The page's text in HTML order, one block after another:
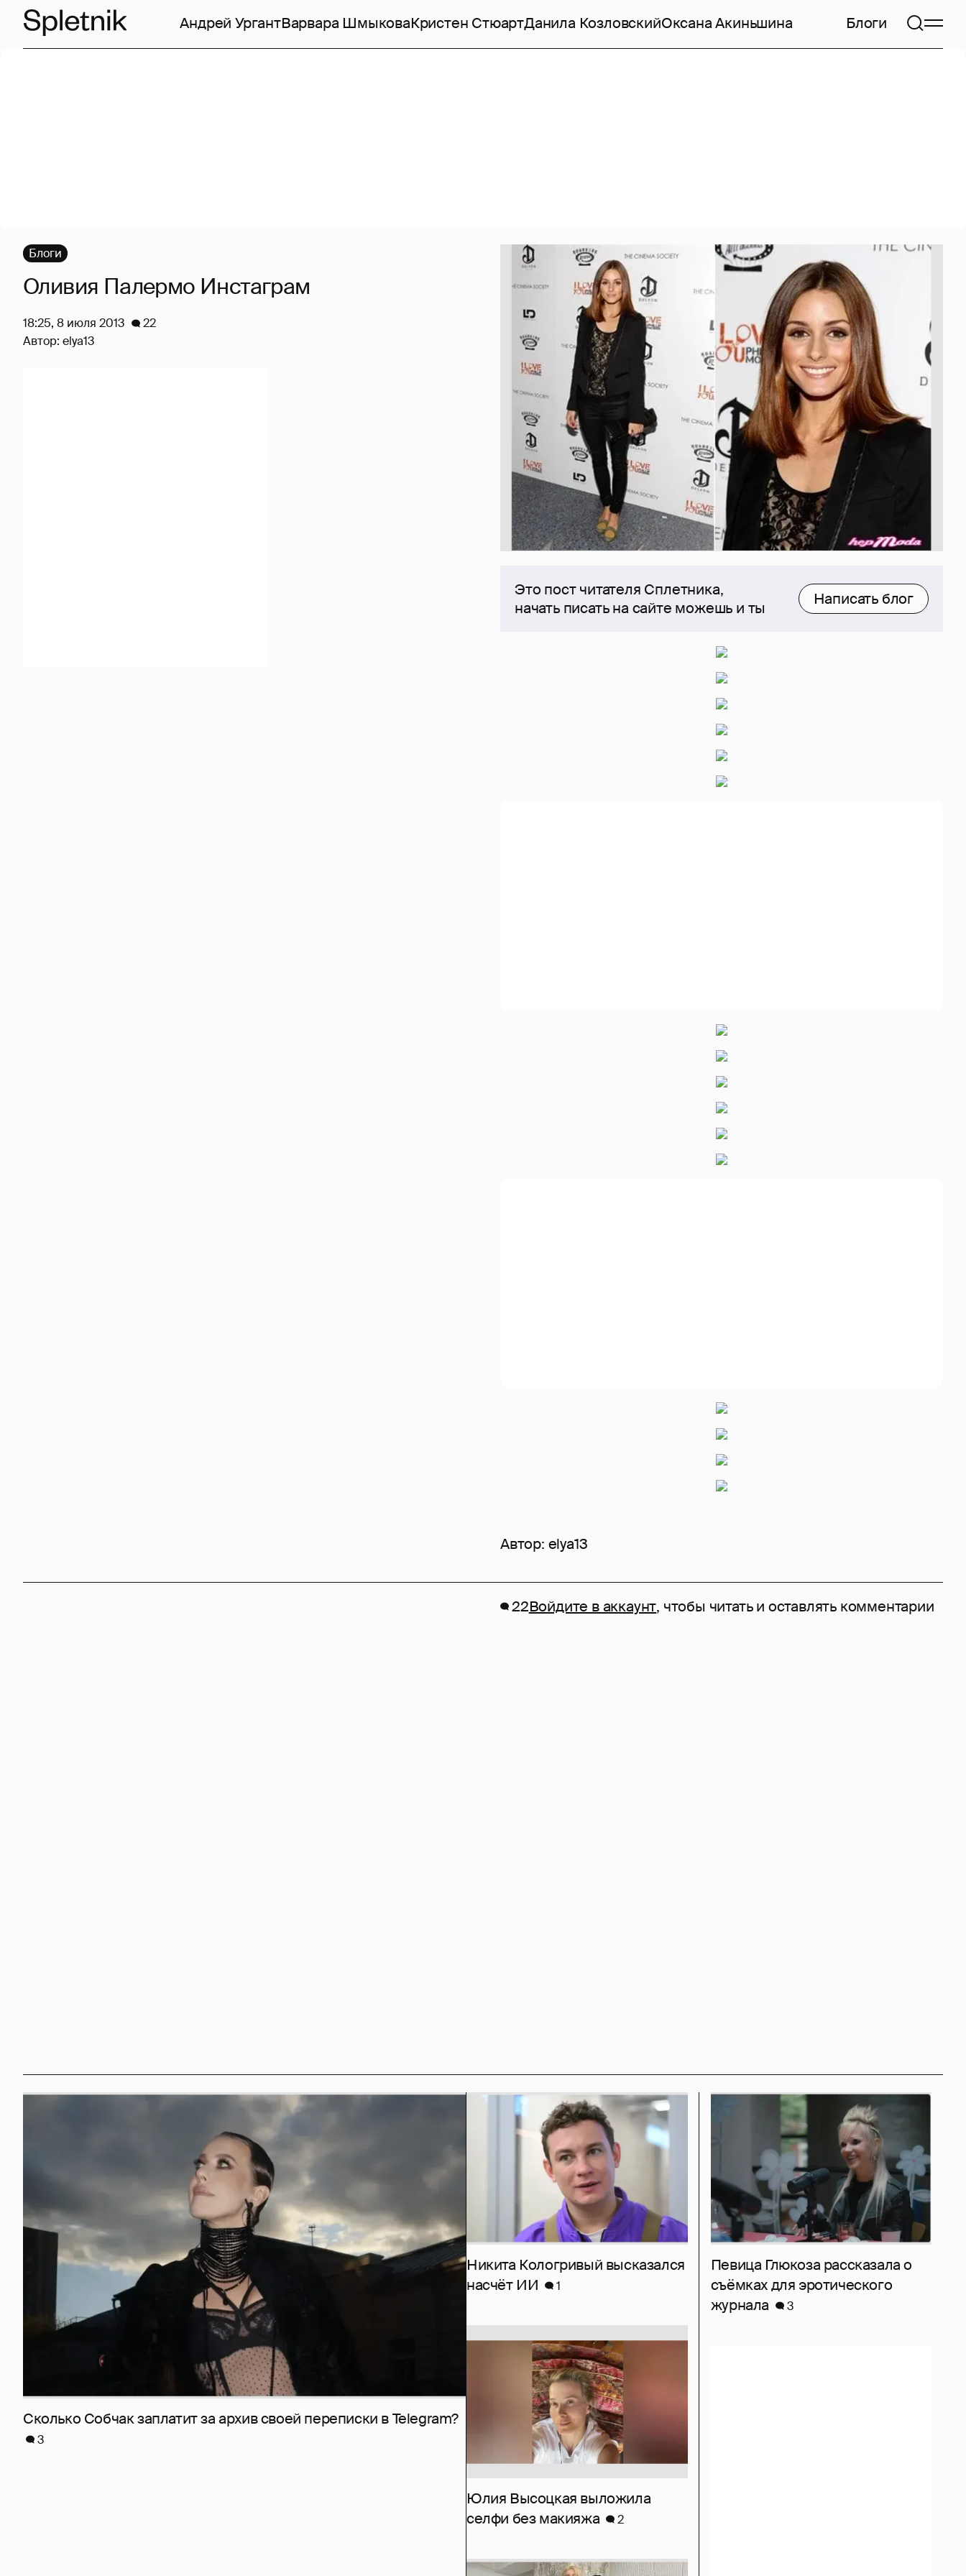
Андрей УргантВарвара ШмыковаКристен СтюартДанила КозловскийОксана Акиньшина Блоги
Это пост читателя Сплетника,
начать писать на сайте можешь и ты
Написать блог
Автор: elya13
Блоги
Оливия Палермо Инстаграм
18:25, 8 июля 2013
22
Автор: elya13
22Войдите в аккаунт, чтобы читать и оставлять комментарии
Сколько Собчак заплатит за архив своей перeписки в Telegram?
3
Никита Кологривый высказался
насчёт ИИ
1
Певица Глюкоза рассказала о
съёмках для эротического
журнала
3
Юлия Высоцкая выложила
селфи без макияжа
2